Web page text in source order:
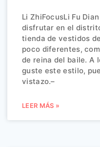
Li ZhiFocusLi Fu
disfrutar en el
tienda de vestidos
poco diferentes,
de reina del baile. A
guste este estilo,
vistazo.–
LEER MÁS »